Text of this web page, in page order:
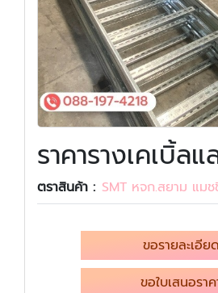
ราคารางเคเบิ้ล
ตราสินค้า : SMT หจก.สยาม แม
ขอรายละเอียด
ขอใบเสนอราค